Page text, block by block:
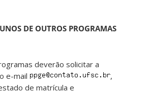
DE OUTROS PROGRAMAS
deverão solicitar a
e-mail
,
de matrícula e